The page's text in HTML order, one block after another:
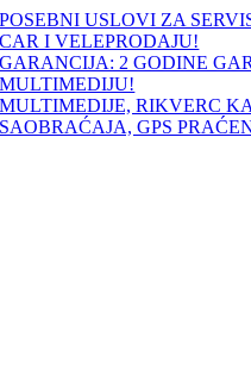
Skip
to
content
POSEBNI USLOVI ZA
CAR I VELEPRODAJU!
GARANCIJA: 2 GODINE
MULTIMEDIJU!
MULTIMEDIJE, RIKVERC
SAOBRAĆAJA, GPS